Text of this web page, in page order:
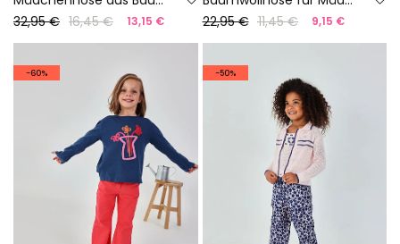
32,95 € 16,45 € 13,15 €
22,95 € 11,45 € 9,15 €
-60% -50%